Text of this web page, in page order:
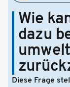
Wie
dazu
Diese Frage